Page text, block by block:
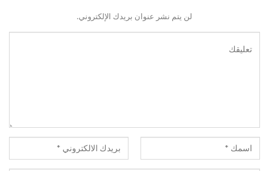
لن يتم نشر عنوان بريدك الإلكتروني.